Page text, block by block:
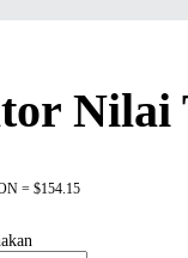
Nilai
= $154.15